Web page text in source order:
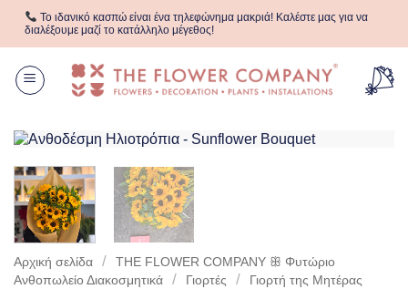
Μετάβαση
Το ιδανικό κασπώ είναι ένα τηλεφώνημα μακριά! Καλέστε μας για να
διαλέξουμε μαζί το κατάλληλο μέγεθος!
Αρχική σελίδα /
THE FLOWER COMPANY ꕥ Φυτώριο
Aνθοπωλείο Διακοσμητικά
/ Γιορτές / Γιορτή της Μητέρας